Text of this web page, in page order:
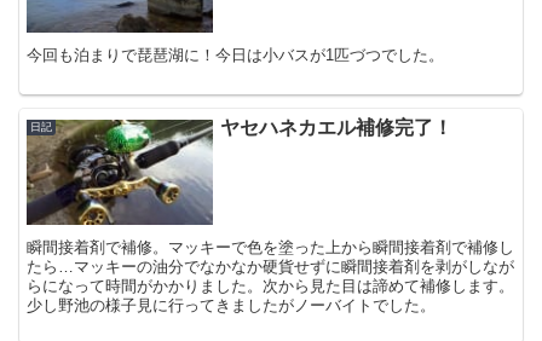
今回も泊まりで琵琶湖に！今日は小バスが1匹づつでした。
日記 ヤセハネカエル補修完了！
瞬間接着剤で補修。マッキーで色を塗った上から瞬間接着剤で補修し
たら…マッキーの油分でなかなか硬貨せずに瞬間接着剤を剥がしなが
らになって時間がかかりました。次から見た目は諦めて補修します。
少し野池の様子見に行ってきましたがノーバイトでした。